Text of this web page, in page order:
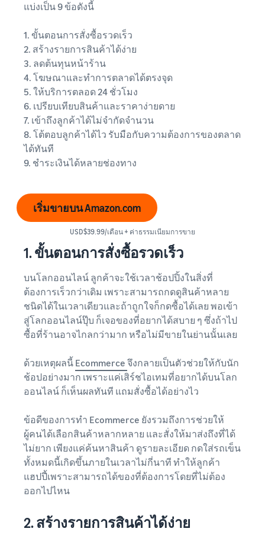
แบ่งเป็น 9 ข้อดังนี้
1. ขั้นตอนการสั่งซื้อรวดเร็ว
2. สร้างรายการสินค้าได้ง่าย
3. ลดต้นทุนหน้าร้าน
4. โฆษณาและทำการตลาดได้ตรงจุด
5. ให้บริการตลอด 24 ชั่วโมง
6. เปรียบเทียบสินค้าและราคาง่ายดาย
7. เข้าถึงลูกค้าได้ไม่จำกัดจำนวน
8. โต้ตอบลูกค้าได้ไว รับมือกับความต้องการของตลาด
ได้ทันที
9. ชำระเงินได้หลายช่องทาง
เริ่มขายบน Amazon.com
USD$39.99/เดือน + ค่าธรรมเนียมการขาย
1. ขั้นตอนการสั่งซื้อรวดเร็ว
บนโลกออนไลน์ ลูกค้าจะใช้เวลาช้อปปิ้งในสิ่งที่
ต้องการเร็วกว่าเดิม เพราะสามารถกดดูสินค้าหลาย
ชนิดได้ในเวลาเดียวและถ้าถูกใจก็กดซื้อได้เลย พอเข้า
สู่โลกออนไลน์ปุ๊บ ก็เจอของที่อยากได้สบาย ๆ ซึ่งถ้าไป
ซื้อที่ร้านอาจไกลกว่ามาก หรือไม่มีขายในย่านนั้นเลย
ด้วยเหตุผลนี้ Ecommerce จึงกลายเป็นตัวช่วยให้กับนัก
ช้อปอย่างมาก เพราะแค่เสิร์ชไอเทมที่อยากได้บนโลก
ออนไลน์ ก็เห็นผลทันที แถมสั่งซื้อได้อย่างไว
ข้อดีของการทำ Ecommerce ยังรวมถึงการช่วยให้
ผู้คนได้เลือกสินค้าหลากหลาย และสั่งให้มาส่งถึงที่ได้
ไม่ยาก เพียงแค่ค้นหาสินค้า ดูรายละเอียด กดใส่รถเข็น
ทั้งหมดนี้เกิดขึ้นภายในเวลาไม่กี่นาที ทำให้ลูกค้า
แฮปปี้เพราะสามารถได้ของที่ต้องการโดยที่ไม่ต้อง
ออกไปไหน
2. สร้างรายการสินค้าได้ง่าย